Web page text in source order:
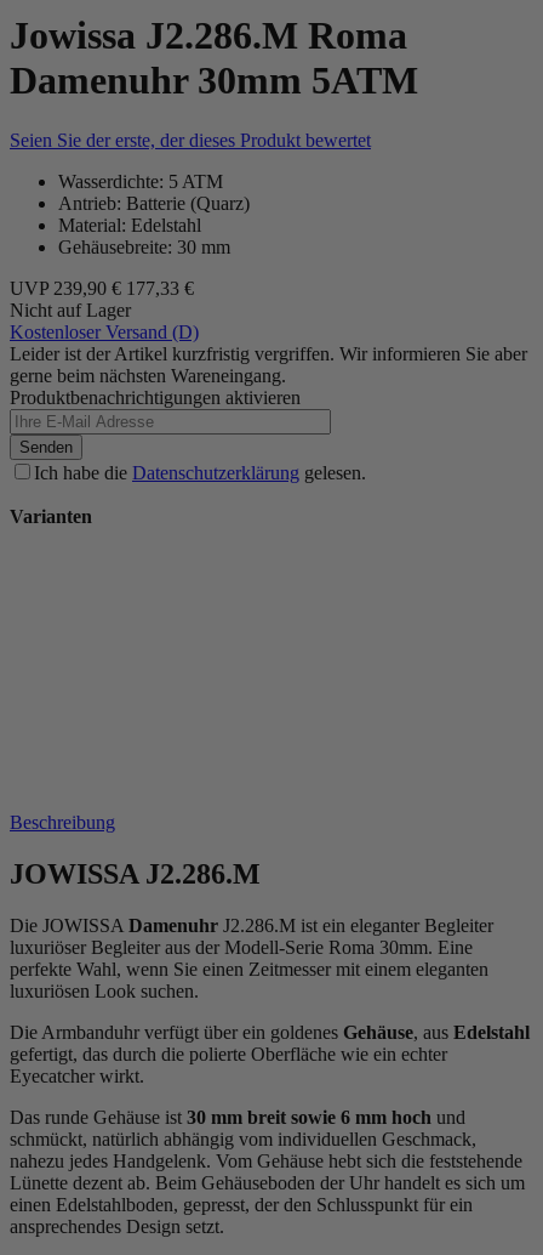
Jowissa J2.286.M Roma
Damenuhr 30mm 5ATM
Seien Sie der erste, der dieses Produkt bewertet
Wasserdichte: 5 ATM
Antrieb: Batterie (Quarz)
Material: Edelstahl
Gehäusebreite: 30 mm
UVP 239,90 € 177,33 €
Nicht auf Lager
Kostenloser Versand (D)
Leider ist der Artikel kurzfristig vergriffen. Wir informieren Sie aber
gerne beim nächsten Wareneingang.
Produktbenachrichtigungen aktivieren
Senden
Ich habe die Datenschutzerklärung gelesen.
Varianten
Beschreibung
JOWISSA J2.286.M
Die JOWISSA Damenuhr J2.286.M ist ein eleganter Begleiter
luxuriöser Begleiter aus der Modell-Serie Roma 30mm. Eine
perfekte Wahl, wenn Sie einen Zeitmesser mit einem eleganten
luxuriösen Look suchen.
Die Armbanduhr verfügt über ein goldenes Gehäuse, aus Edelstahl
gefertigt, das durch die polierte Oberfläche wie ein echter
Eyecatcher wirkt.
Das runde Gehäuse ist 30 mm breit sowie 6 mm hoch und
schmückt, natürlich abhängig vom individuellen Geschmack,
nahezu jedes Handgelenk. Vom Gehäuse hebt sich die feststehende
Lünette dezent ab. Beim Gehäuseboden der Uhr handelt es sich um
einen Edelstahlboden, gepresst, der den Schlusspunkt für ein
ansprechendes Design setzt.